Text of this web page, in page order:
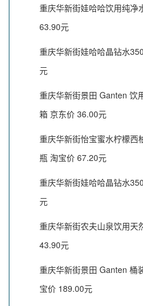
重庆华新街娃哈哈饮用纯净
63.90元
重庆华新街娃哈哈晶钻水
元
重庆华新街景田 Ganten 饮
箱 京东价 36.00元
重庆华新街怡宝蜜水柠檬西
瓶 淘宝价 67.20元
重庆华新街娃哈哈晶钻水
元
重庆华新街农夫山泉饮用天
43.90元
重庆华新街景田 Ganten 桶
宝价 189.00元